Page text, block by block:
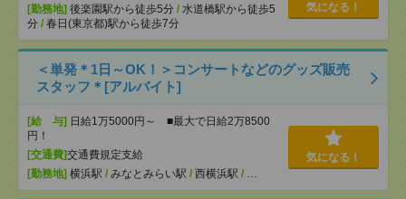
[勤務地] 後楽園駅から徒歩5分 / 水道橋駅から徒歩5
分 / 春日(東京都)駅から徒歩7分
気になる！
＜単発＊1日～OK！＞コンサートなどのグッズ販売
スタッフ＊[アルバイト]
[給 与] 日給1万5000円～ ■最大で日給2万8500
円！
[交通費]交通費規定支給
[勤務地] 横浜駅 / みなとみらい駅 / 西横浜駅 / …
気になる！